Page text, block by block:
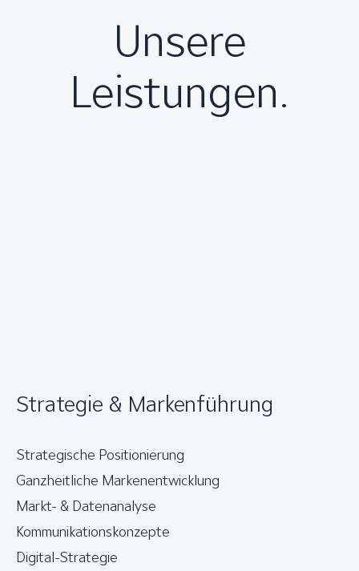
Unsere
Leistungen.
Strategie & Markenführung
Strategische Positionierung
Ganzheitliche Markenentwicklung
Markt- & Datenanalyse
Kommunikationskonzepte
Digital-Strategie